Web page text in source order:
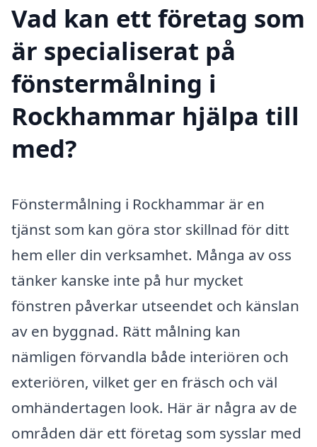
Vad kan ett företag som
är specialiserat på
fönstermålning i
Rockhammar hjälpa till
med?
Fönstermålning i Rockhammar är en
tjänst som kan göra stor skillnad för ditt
hem eller din verksamhet. Många av oss
tänker kanske inte på hur mycket
fönstren påverkar utseendet och känslan
av en byggnad. Rätt målning kan
nämligen förvandla både interiören och
exteriören, vilket ger en fräsch och väl
omhändertagen look. Här är några av de
områden där ett företag som sysslar med